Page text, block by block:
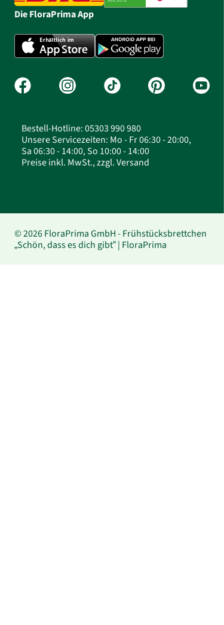
Die FloraPrima App
Bestell-Hotline: 05303 990 980
Unsere Servicezeiten: Mo - Fr 06:30 - 20:00,
Sa 06:30 - 14:00, So 10:00 - 14:00
Preise inkl. MwSt., zzgl. Versand
© 2026 FloraPrima GmbH - Frühstücksbrettchen
„Schön, dass es dich gibt“ | FloraPrima